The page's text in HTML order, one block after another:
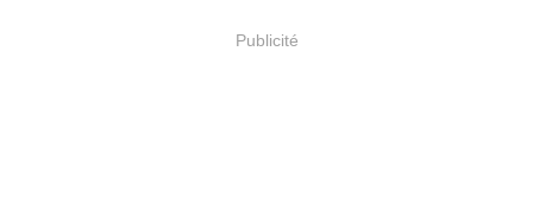
Publicité